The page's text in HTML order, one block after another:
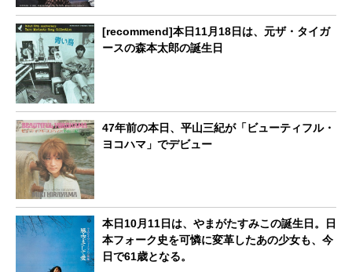
[recommend]本日11月18日は、元ザ・タイガ
ースの森本太郎の誕生日
47年前の本日、平山三紀が「ビューティフル・
ヨコハマ」でデビュー
本日10月11日は、やまがたすみこの誕生日。日
本フォーク史を可憐に変革したあの少女も、今
日で61歳となる。